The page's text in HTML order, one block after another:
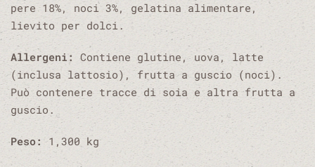
pere 18%, noci 3%, gelatina alimentare,
lievito per dolci.
Allergeni:Contiene glutine, uova, latte
(inclusa lattosio), frutta a guscio (noci).
Può contenere tracce di soia e altra frutta a
guscio.
Peso: 1,300 kg